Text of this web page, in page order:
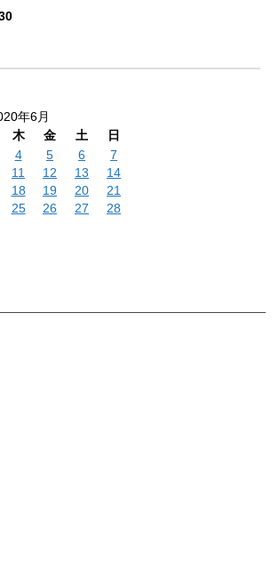
年6月
木 金 土
日
4 5 6
7
11 12 13
14
18 19 20
21
25 26 27
28